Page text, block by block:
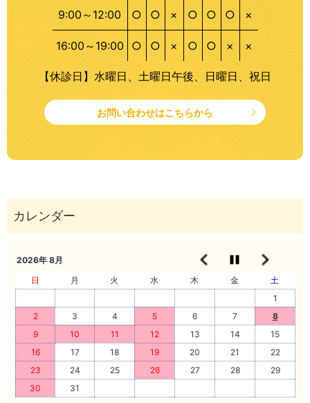
9:00～12:00 ○ ○ × ○ ○ ○ ×
16:00～19:00 ○ ○ × ○ ○ × ×
【休診日】水曜日、土曜日午後、日曜日、祝日
お問い合わせはこちらから
2026年 8月
日
月 火 水 木 金
土
1
2
3 4 5 6 7
8
9
10 11 12 13 14
15
16
17 18 19 20 21
22
23
24 25 26 27 28
29
30
31